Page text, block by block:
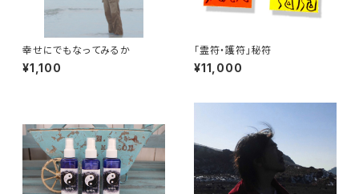
幸せにでもなってみるか
¥1,100
「霊符・護符」秘符
¥11,000